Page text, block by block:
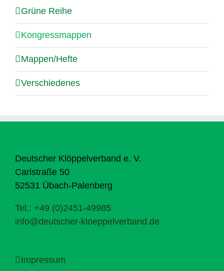
Grüne Reihe
Kongressmappen
Mappen/Hefte
Verschiedenes
Deutscher Klöppelverband e. V.
Carlstraße 50
52531 Übach-Palenberg
Tel.: +49 (0)2451-49985
info@deutscher-kloeppelverband.de
Impressum